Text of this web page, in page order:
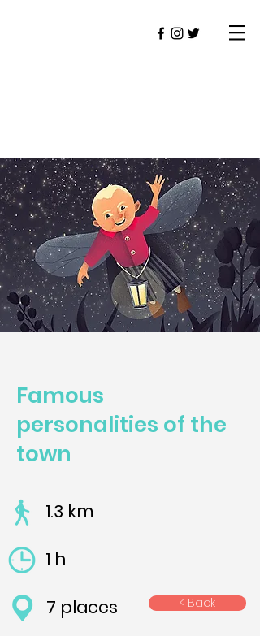
Famous
personalities of the
town
1.3 km
1 h
< Back
7 places